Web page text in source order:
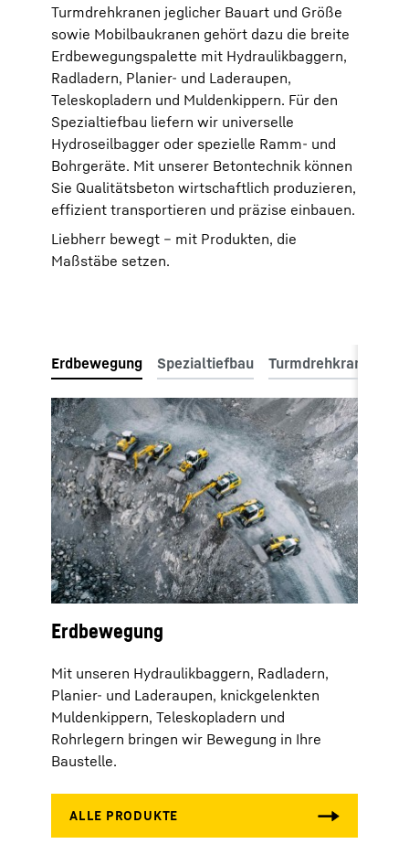
Turmdrehkranen jeglicher Bauart und Größe
sowie Mobilbaukranen gehört dazu die breite
Erdbewegungspalette mit Hydraulikbaggern,
Radladern, Planier- und Laderaupen,
Teleskopladern und Muldenkippern. Für den
Spezialtiefbau liefern wir universelle
Hydroseilbagger oder spezielle Ramm- und
Bohrgeräte. Mit unserer Betontechnik können
Sie Qualitätsbeton wirtschaftlich produzieren,
effizient transportieren und präzise einbauen.
Liebherr bewegt – mit Produkten, die
Maßstäbe setzen.
Erdbewegung
Mit unseren Hydraulikbaggern, Radladern,
Planier- und Laderaupen, knickgelenkten
Muldenkippern, Teleskopladern und
Rohrlegern bringen wir Bewegung in Ihre
Baustelle.